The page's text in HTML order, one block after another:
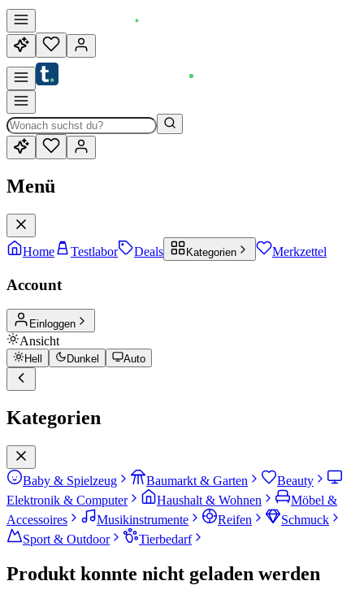
Menü
Home Testlabor Deals Kategorien Merkzettel
Account
Einloggen
Ansicht
Hell Dunkel Auto
Kategorien
Baby & Spielzeug Baumarkt & Garten
Beauty
Elektronik & Computer
Haushalt & Wohnen
Möbel &
Accessoires
Musikinstrumente Reifen
Schmuck
Sport & Outdoor
Tierbedarf
Produkt konnte nicht geladen werden